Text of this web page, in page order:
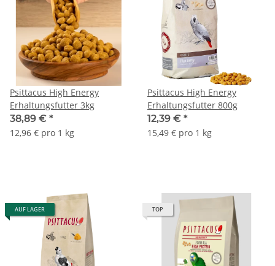
Psittacus High Energy
Erhaltungsfutter 3kg
38,89 € *
12,96 € pro 1 kg
Psittacus High Energy
Erhaltungsfutter 800g
12,39 € *
15,49 € pro 1 kg
AUF LAGER TOP